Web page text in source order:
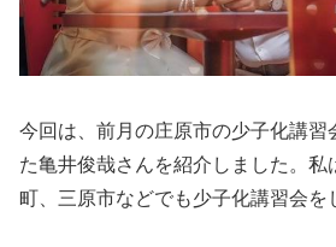
今回は、前月の庄原市の少子化講習
た亀井俊哉さんを紹介しました。私
町、三原市などでも少子化講習会を